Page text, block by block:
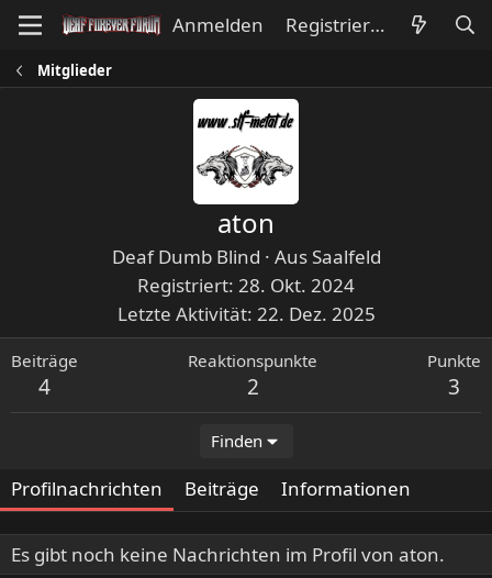
Anmelden Registrieren
Mitglieder
aton
Deaf Dumb Blind · Aus Saalfeld
Registriert 28. Okt. 2024
Letzte Aktivität 22. Dez. 2025
Beiträge
4
Reaktionspunkte
2
Punkte
3
Finden
Profilnachrichten Beiträge Informationen
Es gibt noch keine Nachrichten im Profil von aton.